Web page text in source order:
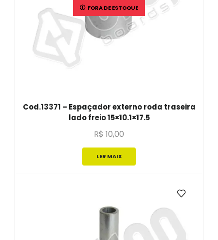
FORA DE ESTOQUE
Cod.13371 – Espaçador externo roda traseira
lado freio 15×10.1×17.5
R$ 10,00
LER MAIS